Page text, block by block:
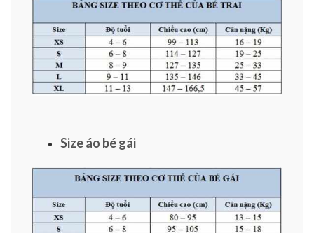
Size áo bé gái